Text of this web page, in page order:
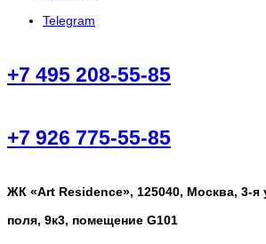
Telegram
+7 495 208-55-85
+7 926 775-55-85
ЖК «Art Residence», 125040, Москва, 3-я
поля, 9к3, помещение G101